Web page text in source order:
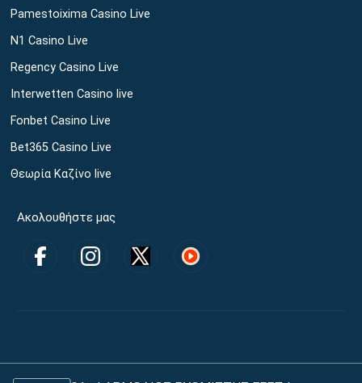
Pamestoixima Casino Live
N1 Casino Live
Regency Casino Live
Interwetten Casino live
Fonbet Casino Live
Bet365 Casino Live
Θεωρία Καζίνο live
Ακολουθήστε μας